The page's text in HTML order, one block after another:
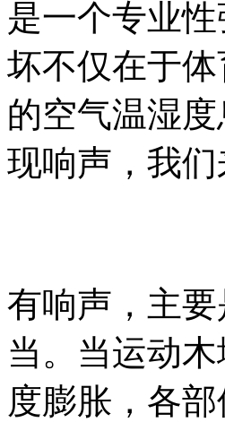
是一个专业
坏不仅在于
的空气温湿
现响声，我
有响声，主
当。当运动
度膨胀，各